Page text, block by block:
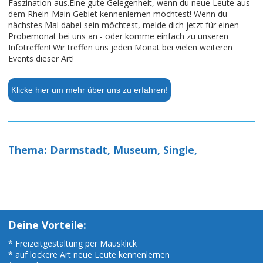
Faszination aus.Eine gute Gelegenheit, wenn du neue Leute aus
dem Rhein-Main Gebiet kennenlernen möchtest! Wenn du
nächstes Mal dabei sein möchtest, melde dich jetzt für einen
Probemonat bei uns an - oder komme einfach zu unseren
Infotreffen! Wir treffen uns jeden Monat bei vielen weiteren
Events dieser Art!
Klicke hier um mehr über uns zu erfahren!
Thema: Darmstadt, Museum, Single,
Deine Vorteile:
* Freizeitgestaltung per Mausklick
* auf lockere Art neue Leute kennenlernen